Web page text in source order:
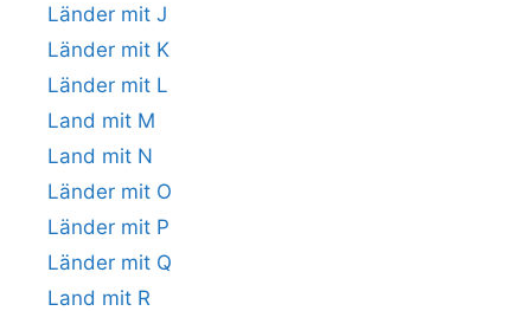
Länder mit J
Länder mit K
Länder mit L
Land mit M
Land mit N
Länder mit O
Länder mit P
Länder mit Q
Land mit R